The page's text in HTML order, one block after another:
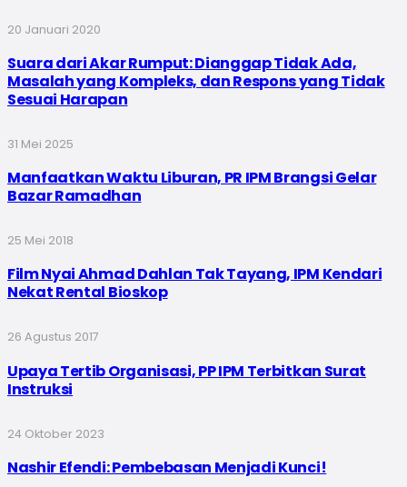
20 Januari 2020
Suara dari Akar Rumput: Dianggap Tidak Ada,
Masalah yang Kompleks, dan Respons yang Tidak
Sesuai Harapan
31 Mei 2025
Manfaatkan Waktu Liburan, PR IPM Brangsi Gelar
Bazar Ramadhan
25 Mei 2018
Film Nyai Ahmad Dahlan Tak Tayang, IPM Kendari
Nekat Rental Bioskop
26 Agustus 2017
Upaya Tertib Organisasi, PP IPM Terbitkan Surat
Instruksi
24 Oktober 2023
Nashir Efendi: Pembebasan Menjadi Kunci!